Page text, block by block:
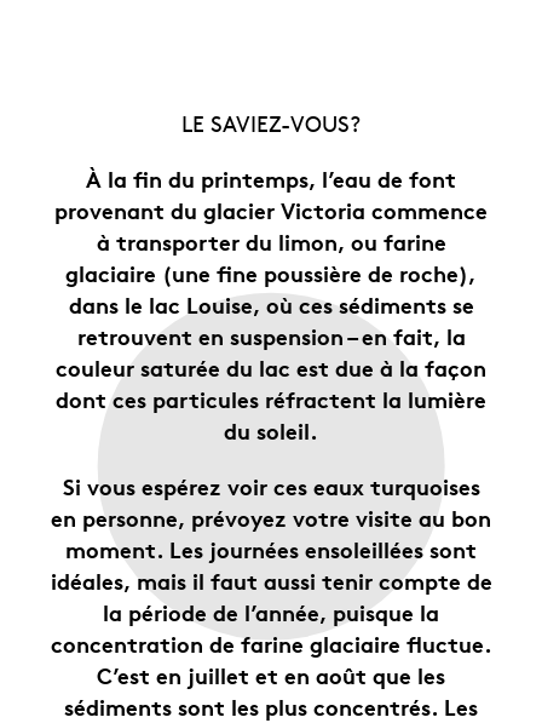
LE SAVIEZ-VOUS?
À la fin du printemps, l’eau de font
provenant du glacier Victoria commence
à transporter du limon, ou farine
glaciaire (une fine poussière de roche),
dans le lac Louise, où ces sédiments se
retrouvent en suspension – en fait, la
couleur saturée du lac est due à la façon
dont ces particules réfractent la lumière
du soleil.
Si vous espérez voir ces eaux turquoises
en personne, prévoyez votre visite au bon
moment. Les journées ensoleillées sont
idéales, mais il faut aussi tenir compte de
la période de l’année, puisque la
concentration de farine glaciaire fluctue.
C’est en juillet et en août que les
sédiments sont les plus concentrés. Les